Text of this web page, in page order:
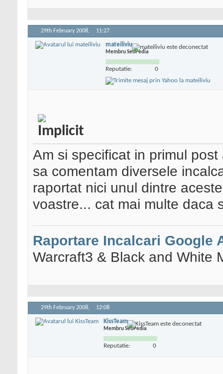
29th February 2008, 11:27
mateiliviu
Membru SeoPedia
Reputatie: 0
Am si specificat in primul
sa comentam diversele
raportat nici unul dintre
voastre... cat mai multe daca
Raportare Incalcari Google
Warcraft3 & Black and White
29th February 2008, 12:08
KissTeam
Membru SeoPedia
Reputatie: 0